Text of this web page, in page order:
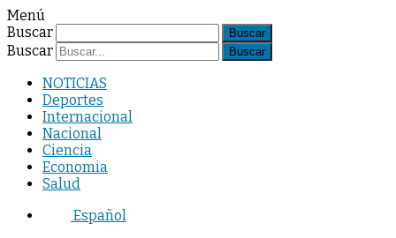
Menú
Buscar
Buscar
NOTICIAS
Deportes
Internacional
Nacional
Ciencia
Economia
Salud
Español